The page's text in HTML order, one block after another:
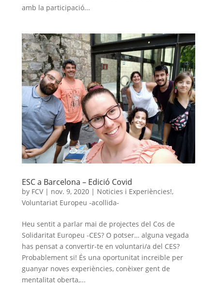
amb la participació...
ESC a Barcelona – Edició Covid
by FCV| nov. 9, 2020| Noticies i Experiències!,
Voluntariat Europeu -acollida-
Heu sentit a parlar mai de projectes del Cos de
Solidaritat Europeu -CES? O potser… alguna vegada
has pensat a convertir-te en voluntari/a del CES?
Probablement si! És una oportunitat increïble per
guanyar noves experiències, conèixer gent de
mentalitat oberta,...